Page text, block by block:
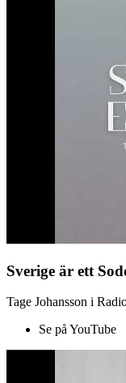
Sverige är ett
Tage Johansson i
Se på YouTube